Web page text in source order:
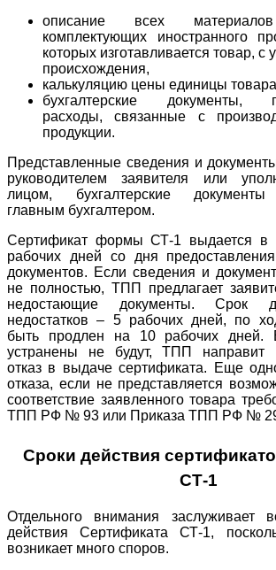
описание всех
комплектующих иностранного
которых изготавливается товар, с
происхождения,
калькуляцию цены единицы
бухгалтерские документы,
расходы, связанные с
продукции.
Представленные сведения и
руководителем заявителя или
лицом, бухгалтерские документы
главным бухгалтером.
Сертификат формы СТ-1 выдается в
рабочих дней со дня
документов. Если сведения и
не полностью, ТПП предлагает
недостающие документы. Срок
недостатков – 5 рабочих дней, по
быть продлен на 10 рабочих дней.
устранены не будут, ТПП направит
отказ в выдаче сертификата. Еще
отказа, если не представляется
соответствие заявленного товара
ТПП РФ № 93 или Приказа ТПП РФ №
Сроки действия
СТ-1
Отдельного внимания заслуживает
действия Сертификата СТ-1,
возникает много споров.